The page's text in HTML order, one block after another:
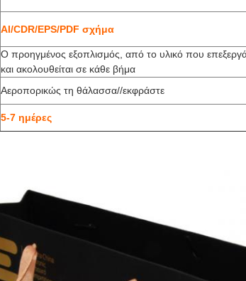
AI/CDR/EPS/PDF σχήμα
Ο προηγμένος εξοπλισμός, από το υλικό που
και ακολουθείται σε κάθε βήμα
Αεροπορικώς τη θάλασσα//εκφράστε
5-7 ημέρες